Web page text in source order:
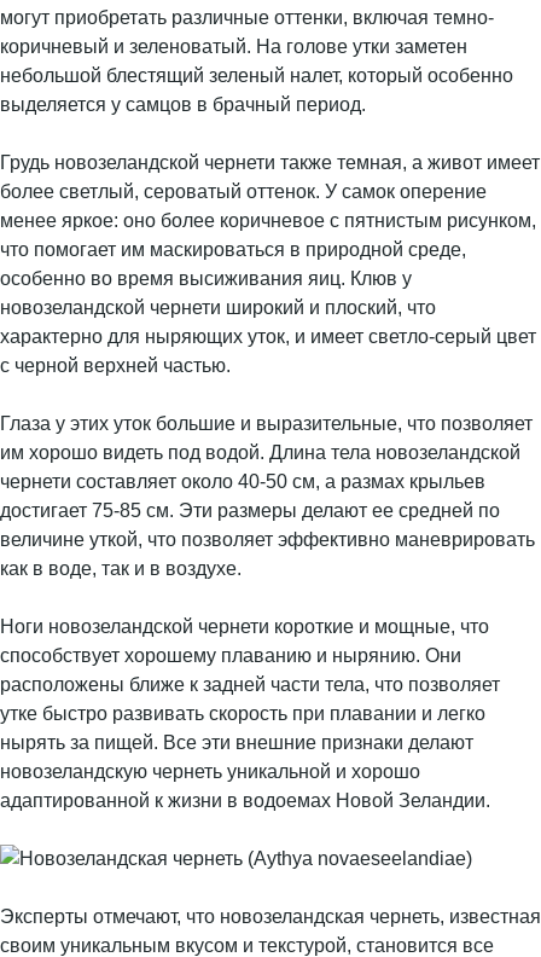
могут приобретать различные оттенки, включая темно-
коричневый и зеленоватый. На голове утки заметен
небольшой блестящий зеленый налет, который особенно
выделяется у самцов в брачный период.
Грудь новозеландской чернети также темная, а живот имеет
более светлый, сероватый оттенок. У самок оперение
менее яркое: оно более коричневое с пятнистым рисунком,
что помогает им маскироваться в природной среде,
особенно во время высиживания яиц. Клюв у
новозеландской чернети широкий и плоский, что
характерно для ныряющих уток, и имеет светло-серый цвет
с черной верхней частью.
Глаза у этих уток большие и выразительные, что позволяет
им хорошо видеть под водой. Длина тела новозеландской
чернети составляет около 40-50 см, а размах крыльев
достигает 75-85 см. Эти размеры делают ее средней по
величине уткой, что позволяет эффективно маневрировать
как в воде, так и в воздухе.
Ноги новозеландской чернети короткие и мощные, что
способствует хорошему плаванию и нырянию. Они
расположены ближе к задней части тела, что позволяет
утке быстро развивать скорость при плавании и легко
нырять за пищей. Все эти внешние признаки делают
новозеландскую чернеть уникальной и хорошо
адаптированной к жизни в водоемах Новой Зеландии.
Эксперты отмечают, что новозеландская чернеть, известная
своим уникальным вкусом и текстурой, становится все